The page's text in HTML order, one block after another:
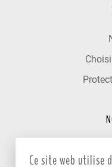
Ce site web utilise